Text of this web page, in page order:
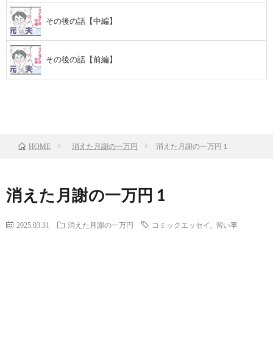
その後の話【中編】
その後の話【前編】
HOME 消えた月謝の一万円 消えた月謝の一万円 1
消えた月謝の一万円 1
2025.03.31 消えた月謝の一万円 コミックエッセイ 習い事